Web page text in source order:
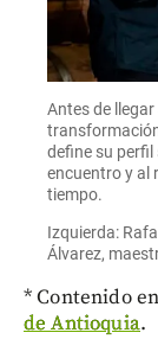
Antes de
define su perfil
encuentro y al
tiempo.
Izquierda:
Álvarez,
* Contenido
de Antioquia.